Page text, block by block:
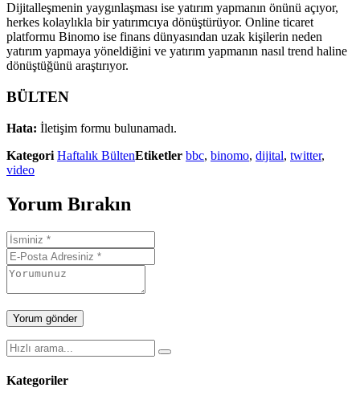
Dijitalleşmenin yaygınlaşması ise yatırım yapmanın önünü açıyor,
herkes kolaylıkla bir yatırımcıya dönüştürüyor. Online ticaret
platformu Binomo ise finans dünyasından uzak kişilerin neden
yatırım yapmaya yöneldiğini ve yatırım yapmanın nasıl trend haline
dönüştüğünü araştırıyor.
BÜLTEN
Hata: İletişim formu bulunamadı.
Kategori Haftalık BültenEtiketler bbc, binomo, dijital, twitter,
video
Yorum Bırakın
Kategoriler